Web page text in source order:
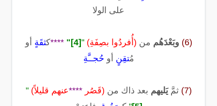
على الولا
(6) وبَعْدَهُم من (أُفردُوا بصِفَةِ) "
[4]
"
****كثقَةٍ أو
مُتقِنٍ أو حُجــَّةِ
(7) ثمَّيَليهم بعد ذاك من (قَصُر****عنهم قليلاً)"